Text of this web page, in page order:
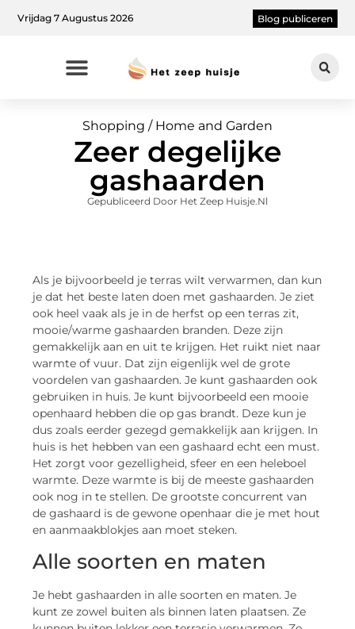
Vrijdag 7 Augustus 2026 Blog publiceren
Shopping / Home and Garden
Zeer degelijke
gashaarden
Gepubliceerd Door Het Zeep Huisje.nl
Als je bijvoorbeeld je terras wilt verwarmen, dan kun
je dat het beste laten doen met gashaarden. Je ziet
ook heel vaak als je in de herfst op een terras zit,
mooie/warme gashaarden branden. Deze zijn
gemakkelijk aan en uit te krijgen. Het ruikt niet naar
warmte of vuur. Dat zijn eigenlijk wel de grote
voordelen van gashaarden. Je kunt gashaarden ook
gebruiken in huis. Je kunt bijvoorbeeld een mooie
openhaard hebben die op gas brandt. Deze kun je
dus zoals eerder gezegd gemakkelijk aan krijgen. In
huis is het hebben van een gashaard echt een must.
Het zorgt voor gezelligheid, sfeer en een heleboel
warmte. Deze warmte is bij de meeste gashaarden
ook nog in te stellen. De grootste concurrent van
de gashaard is de gewone openhaar die je met hout
en aanmaakblokjes aan moet steken.
Alle soorten en maten
Je hebt gashaarden in alle soorten en maten. Je
kunt ze zowel buiten als binnen laten plaatsen. Ze